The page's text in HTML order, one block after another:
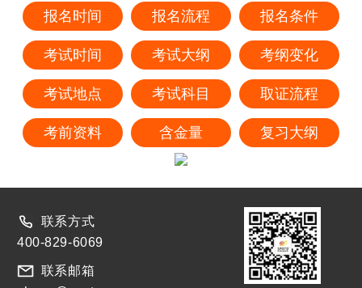
报名时间 报名流程 报名条件
考试时间 考试大纲 考纲变化
考试地点 考试科目 取证流程
考前资料 含金量 复习大纲
联系方式
400-829-6069
联系邮箱